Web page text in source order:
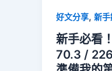
好文分享, 新手
新手必看
70.3 /